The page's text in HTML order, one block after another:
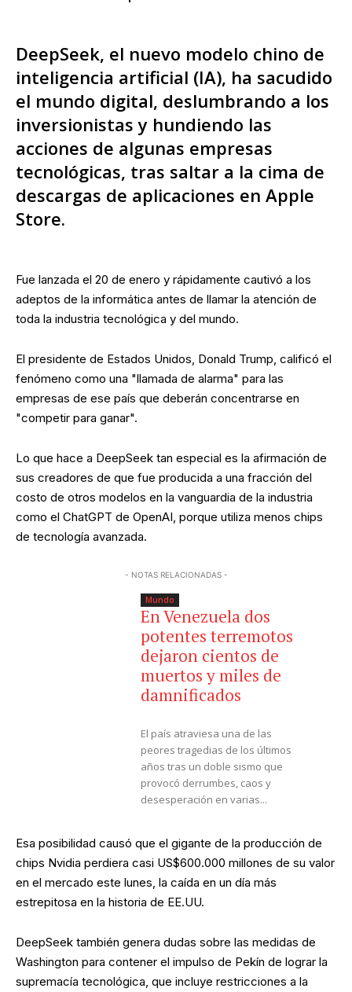
DeepSeek, el nuevo modelo chino de
inteligencia artificial (IA), ha sacudido
el mundo digital, deslumbrando a los
inversionistas y hundiendo las
acciones de algunas empresas
tecnológicas, tras saltar a la cima de
descargas de aplicaciones en Apple
Store.
Fue lanzada el 20 de enero y rápidamente cautivó a los
adeptos de la informática antes de llamar la atención de
toda la industria tecnológica y del mundo.
El presidente de Estados Unidos, Donald Trump, calificó el
fenómeno como una "llamada de alarma" para las
empresas de ese país que deberán concentrarse en
"competir para ganar".
Lo que hace a DeepSeek tan especial es la afirmación de
sus creadores de que fue producida a una fracción del
costo de otros modelos en la vanguardia de la industria
como el ChatGPT de OpenAI, porque utiliza menos chips
de tecnología avanzada.
- NOTAS RELACIONADAS -
Mundo
En Venezuela dos
potentes terremotos
dejaron cientos de
muertos y miles de
damnificados
El país atraviesa una de las
peores tragedias de los últimos
años tras un doble sismo que
provocó derrumbes, caos y
desesperación en varias...
Esa posibilidad causó que el gigante de la producción de
chips Nvidia perdiera casi US$600.000 millones de su valor
en el mercado este lunes, la caída en un día más
estrepitosa en la historia de EE.UU.
DeepSeek también genera dudas sobre las medidas de
Washington para contener el impulso de Pekín de lograr la
supremacía tecnológica, que incluye restricciones a la